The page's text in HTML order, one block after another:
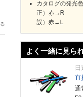
カタログの発光
正）赤→R
誤）赤→L
よく一緒に見ら
直
通